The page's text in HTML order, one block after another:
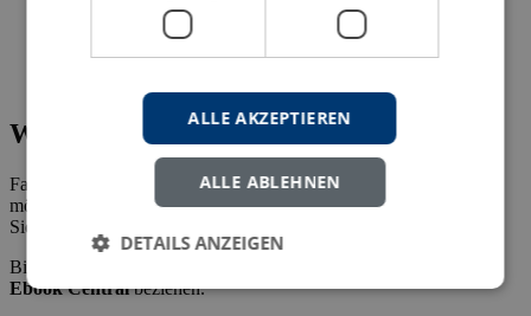
Wie Sie diesen Titel als eBook erwerben
Falls Sie die Konditionen für den Erwerb des eBooks erfahren
möchten, senden Sie uns bitte Ihre Email-Adresse.
Sie erhalten dann alle erforderlichen Informationen.
Bibliotheken/Studierende können unsere eBooks bei
Ebook Centralbeziehen.
ALLE AKZEPTIEREN
ALLE ABLEHNEN
DETAILS ANZEIGEN